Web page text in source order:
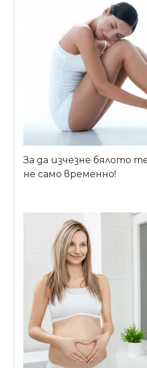
За да изчезне бялото
не само временно!